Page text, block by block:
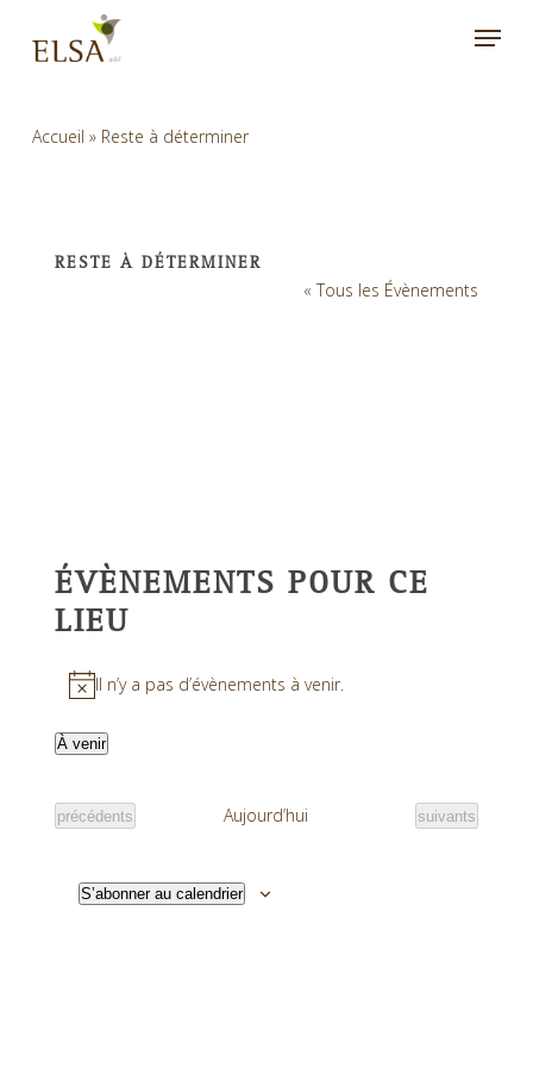
main
Menu
Accueil » Reste à déterminer
RESTE À DÉTERMINER
« Tous les Évènements
ÉVÈNEMENTS POUR CE
LIEU
NoticeIl n’y a pas d’évènements à venir.
À venir
date.
Évènements
précédents Aujourd’hui Évènements
suivants
S’abonner au calendrier